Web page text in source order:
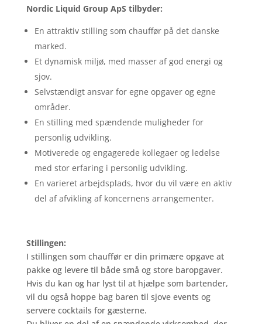
Nordic Liquid Group ApS tilbyder:
En attraktiv stilling som chauffør på det danske
marked.
Et dynamisk miljø, med masser af god energi og
sjov.
Selvstændigt ansvar for egne opgaver og egne
områder.
En stilling med spændende muligheder for
personlig udvikling.
Motiverede og engagerede kollegaer og ledelse
med stor erfaring i personlig udvikling.
En varieret arbejdsplads, hvor du vil være en aktiv
del af afvikling af koncernens arrangementer.
Stillingen:
I stillingen som chauffør er din primære opgave at
pakke og levere til både små og store baropgaver.
Hvis du kan og har lyst til at hjælpe som bartender,
vil du også hoppe bag baren til sjove events og
servere cocktails for gæsterne.